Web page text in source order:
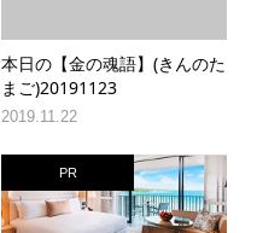
本日の【金の魂語】(きんのた
まご)20191123
2019.11.22
PR